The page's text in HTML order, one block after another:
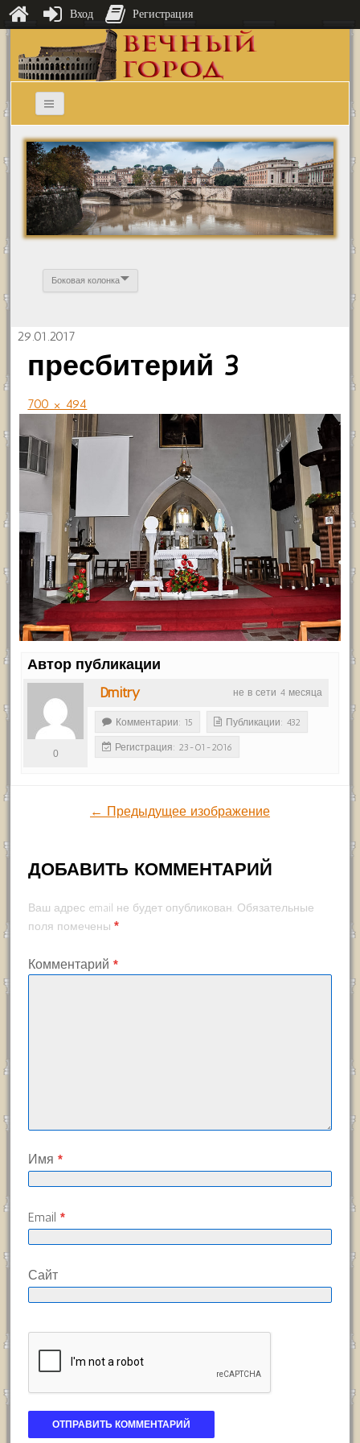
Боковая колонка
29.01.2017
пресбитерий 3
700 × 494
Автор публикации
не в сети 4 месяца
Dmitry
0
Комментарии: 15 Публикации: 432
Регистрация: 23-01-2016
← Предыдущее изображение
ДОБАВИТЬ КОММЕНТАРИЙ
Ваш адрес email не будет опубликован. Обязательные
поля помечены *
Комментарий *
Имя *
Email *
Сайт
Вход Регистрация